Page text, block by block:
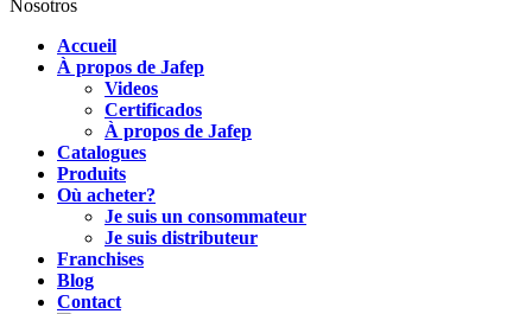
Nosotros
Accueil
À propos de Jafep
Videos
Certificados
À propos de Jafep
Catalogues
Produits
Où acheter?
Je suis un consommateur
Je suis distributeur
Franchises
Blog
Contact